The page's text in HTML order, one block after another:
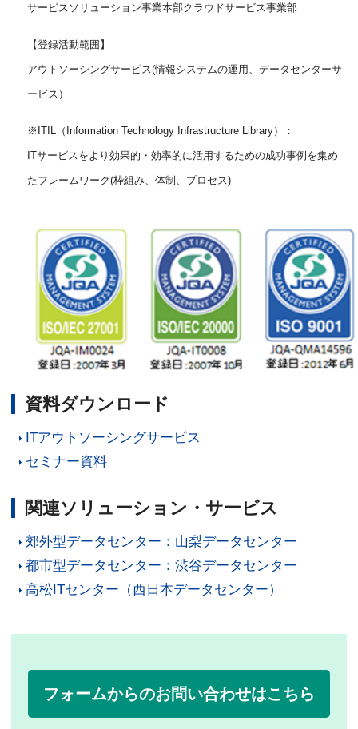
サービスソリューション事業本部クラウドサービス事業部
【登録活動範囲】
アウトソーシングサービス(情報システムの運用、データセンターサ
ービス）
※ITIL（Information Technology Infrastructure Library）：
ITサービスをより効果的・効率的に活用するための成功事例を集め
たフレームワーク(枠組み、体制、プロセス)
資料ダウンロード
ITアウトソーシングサービス
セミナー資料
関連ソリューション・サービス
郊外型データセンター：山梨データセンター
都市型データセンター：渋谷データセンター
高松ITセンター（西日本データセンター）
フォームからのお問い合わせはこちら